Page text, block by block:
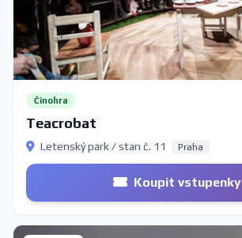
Činohra
Teacrobat
Letenský park / stan č. 11 Praha
Koupit vstupenky